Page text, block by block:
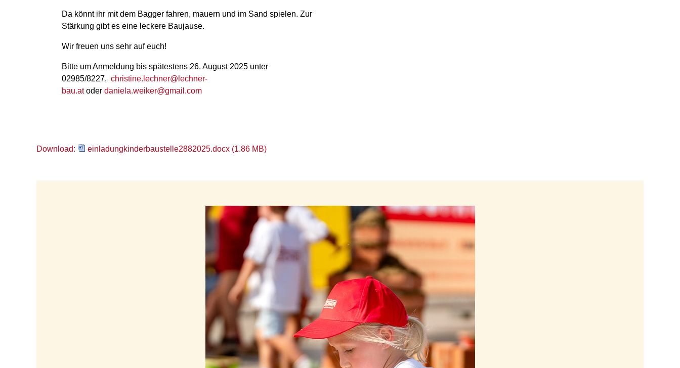
Da könnt ihr mit dem Bagger fahren, mauern und im Sand spielen. Zur
Stärkung gibt es eine leckere Baujause.
Wir freuen uns sehr auf euch!
Bitte um Anmeldung bis spätestens 26. August 2025 unter
02985/8227, christine.lechner@lechner-
bau.atoder daniela.weiker@gmail.com
Download: einladungkinderbaustelle2882025.docx (1.86 MB)